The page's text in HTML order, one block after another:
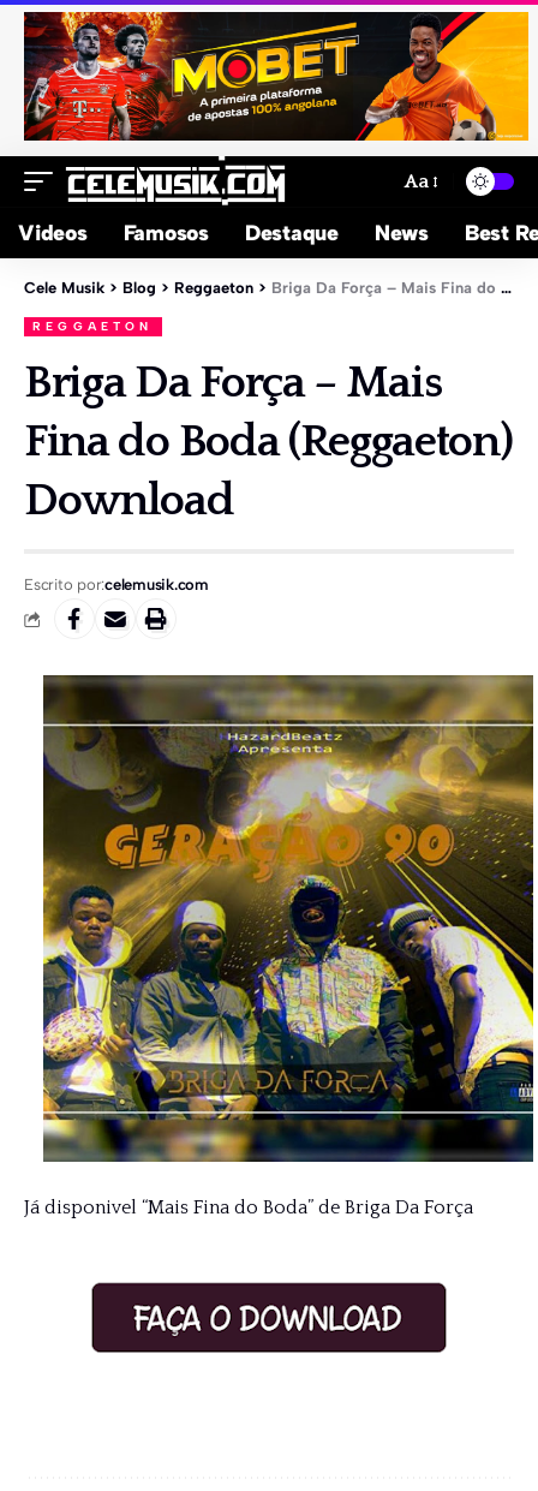
Aa
Videos Famosos Destaque News Best
Cele Musik > Blog > Reggaeton > Briga Da Força – Mais Fina do Boda (Reggaeton) Download
REGGAETON
Briga Da Força – Mais
Fina do Boda (Reggaeton)
Download
Escrito por:celemusik.com
Já disponivel “Mais Fina do Boda” de Briga Da Força